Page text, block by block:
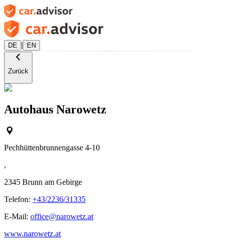
DE | EN
Zurück
Autohaus Narowetz
Pechhüttenbrunnengasse 4-10
,
2345 Brunn am Gebirge
Telefon: +43/2236/31335
E-Mail: office@narowetz.at
www.narowetz.at